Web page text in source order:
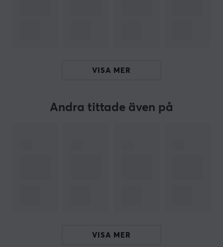
VISA MER
Andra tittade även på
VISA MER